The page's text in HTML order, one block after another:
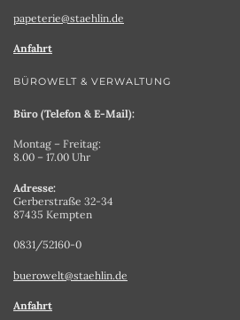
papeterie@staehlin.de
Anfahrt
BÜROWELT & VERWALTUNG
Büro (Telefon & E-Mail):
Montag – Freitag:
8.00 – 17.00 Uhr
Adresse:
Gerberstraße 32-34
87435 Kempten
0831/52160-0
buerowelt@staehlin.de
Anfahrt